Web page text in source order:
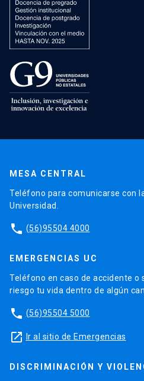
MESA CENTRAL
Teléfono para comunicarse con
Universidad.
phone (56)95504 4000
EMERGENCIAS UC
Teléfono en caso de accidente o
riesgo tu vida dentro de algún
phone (56)95504 5000
launch Ir al sitio de Emergencias
DISCRIMINACIÓN Y